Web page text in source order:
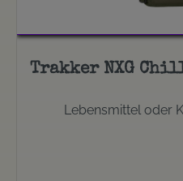
Trakker NXG
Lebensmittel oder